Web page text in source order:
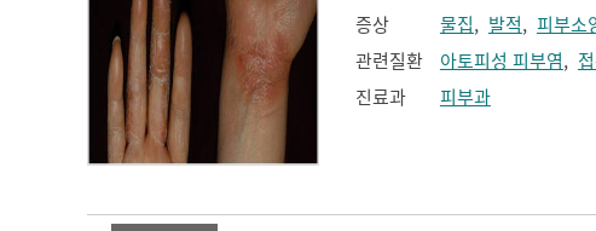
증상 물집, 발적, 피부소
관련질환
아토피성 피부염,
진료과
피부과